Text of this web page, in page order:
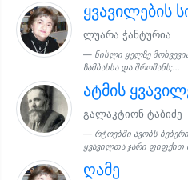
ყვავილების
ლუარა ჭანტურია
ნისლი ყელზე
ზამბახსა და შროშანს;...
ატმის
გალაკტიონ ტაბიძე
რტოებში ავობს
ყვავილთა ჯარი ფიფქით
ღამე